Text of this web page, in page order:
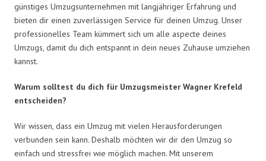
günstiges Umzugsunternehmen mit langjähriger Erfahrung und
bieten dir einen zuverlässigen Service für deinen Umzug. Unser
professionelles Team kümmert sich um alle aspecte deines
Umzugs, damit du dich entspannt in dein neues Zuhause umziehen
kannst.
Warum solltest du dich für Umzugsmeister Wagner Krefeld
entscheiden?
Wir wissen, dass ein Umzug mit vielen Herausforderungen
verbunden sein kann. Deshalb möchten wir dir den Umzug so
einfach und stressfrei wie möglich machen. Mit unserem